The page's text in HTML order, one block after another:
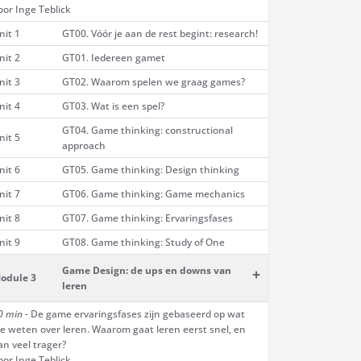
Inge Teblick
1
GT00. Vóór je aan de rest begint: research!
2
GT01. Iedereen gamet
3
GT02. Waarom spelen we graag games?
4
GT03. Wat is een spel?
5
GT04. Game thinking: constructional
approach
6
GT05. Game thinking: Design thinking
7
GT06. Game thinking: Game mechanics
8
GT07. Game thinking: Ervaringsfases
9
GT08. Game thinking: Study of One
3
Game Design: de ups en downs van
leren
+
min- De game ervaringsfases zijn gebaseerd op wat
weten over leren. Waarom gaat leren eerst snel, en
veel trager?